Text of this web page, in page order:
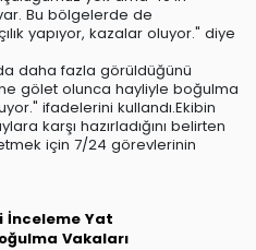
Bu bölgelerde de
yapıyor, kazalar oluyor." diye
daha fazla görüldüğünü
gölet olunca hayliyle boğulma
ifadelerini kullandı.Ekibin
karşı hazırladığını belirten
için 7/24 görevlerinin
İnceleme Yat
Vakaları